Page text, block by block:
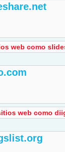
web como
web como